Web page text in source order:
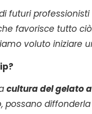
futuri professionisti
favorisce tutto
voluto iniziare
cultura del gelato